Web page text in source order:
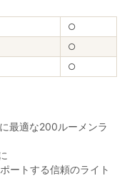
○
○
○
最適な200ルーメンラ
ートする信頼のライト